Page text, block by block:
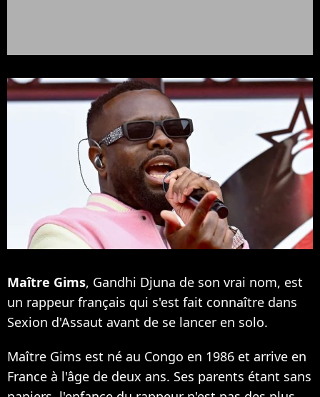
Maître Gims, Gandhi Djuna de son vrai nom, est
un rappeur français qui s'est fait connaître dans
Sexion d'Assaut avant de se lancer en solo.
Maître Gims est né au Congo en 1986 et arrive en
France à l'âge de deux ans. Ses parents étant sans